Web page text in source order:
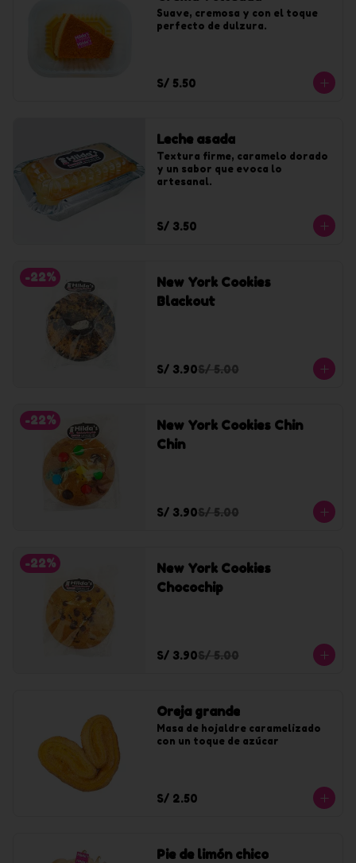
Suave, cremosa y con el toque
perfecto de dulzura.
S/ 5.50
Leche asada
Textura firme, caramelo dorado
y un sabor que evoca lo
artesanal.
S/ 3.50
-22%
New York Cookies
Blackout
S/ 3.90S/ 5.00
-22%
New York Cookies Chin
Chin
S/ 3.90S/ 5.00
-22%
New York Cookies
Chocochip
S/ 3.90S/ 5.00
Oreja grande
Masa de hojaldre caramelizado
con un toque de azúcar
S/ 2.50
Pie de limón chico